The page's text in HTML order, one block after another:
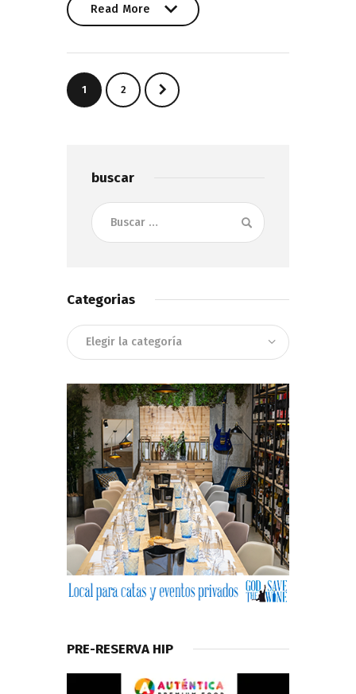
Read More
Paginación
de
PAGE
1 PAGE
2
>
buscar
Buscar:
Categorias
Categorias
PRE-RESERVA HIP